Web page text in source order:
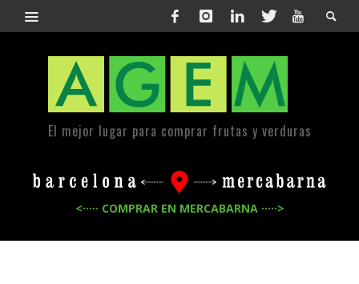
El mejor lugar para comprar frutas y verduras
<····· COMPRAR EN MERCABARNA ·····>